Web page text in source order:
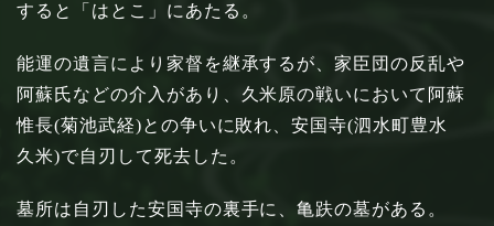
すると「はとこ」にあたる。
能運の遺言により家督を継承するが、家臣団の反乱や
阿蘇氏などの介入があり、久米原の戦いにおいて阿蘇
惟長(菊池武経)との争いに敗れ、安国寺(泗水町豊水
久米)で自刃して死去した。
墓所は自刃した安国寺の裏手に、亀趺の墓がある。